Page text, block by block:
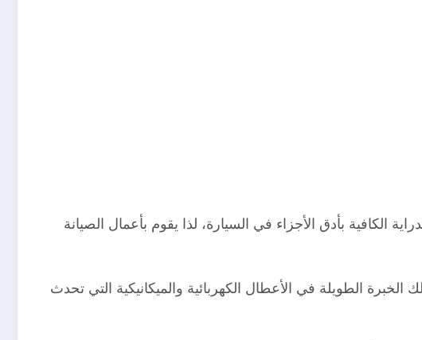
الكافية بأدق الأجزاء في السيارة، لذا يقوم بأعمال الصيانة
الطويلة في الأعطال الكهربائية والميكانيكية التي تحدث